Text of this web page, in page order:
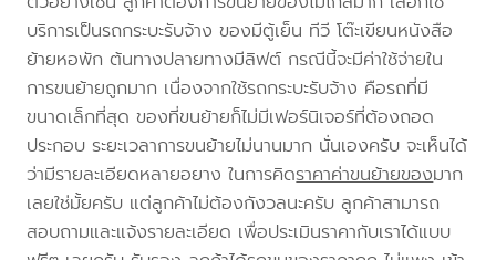
บริการเป็นรถกระบะรับจ้าง ของมีตู้เย็น ทีวี โต๊ะเขียนหนังสือ
ย้ายหอพัก ต้นทางปลายทางมีลิฟต์ กรณีนี้จะมีค่าใช้จ่ายใน
การขนย้ายถูกมาก เนื่องจากใช้รถกระบะรับจ้าง คือรถที่มี
ขนาดเล็กที่สุด ของที่ขนย้ายก็ไม่มีเฟอร์นิเจอร์ที่ต้องถอด
ประกอบ ระยะเวลาการขนย้ายไม่นานมาก นั่นเองครับ จะเห็นได้
ว่ามีรายละเอียดหลายอยาง ในการคิดราคาค่าขนย้ายของมาก
เลยใช่มั้ยครับ แต่ลูกค้าไม่ต้องกังวลนะครับ ลูกค้าสามารถ
สอบถามและแจ้งรายละเอียด เพื่อประเมินราคากับเราได้แบบ